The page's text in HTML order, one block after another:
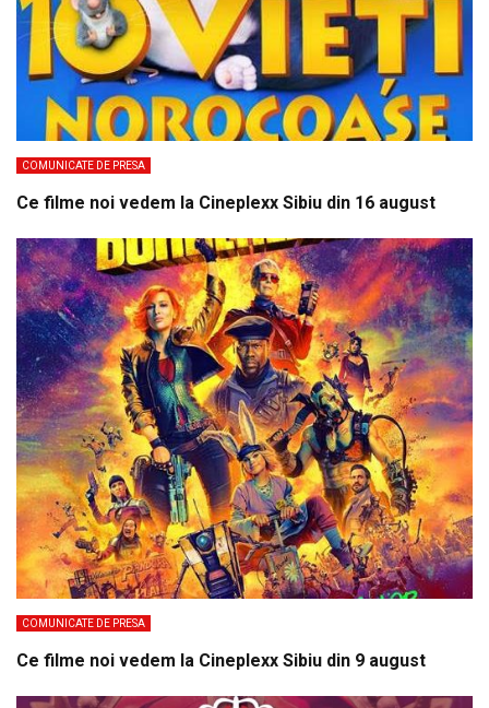
COMUNICATE DE PRESA
Ce filme noi vedem la Cineplexx Sibiu din 16 august
COMUNICATE DE PRESA
Ce filme noi vedem la Cineplexx Sibiu din 9 august